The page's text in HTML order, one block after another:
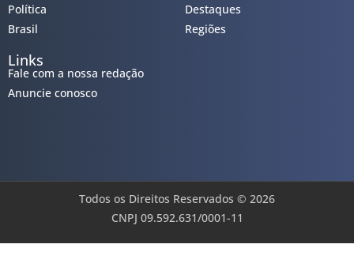
Política
Brasil
Destaques
Regiões
Links
Fale com a nossa redação
Anuncie conosco
Todos os Direitos Reservados © 2026
CNPJ 09.592.631/0001-11